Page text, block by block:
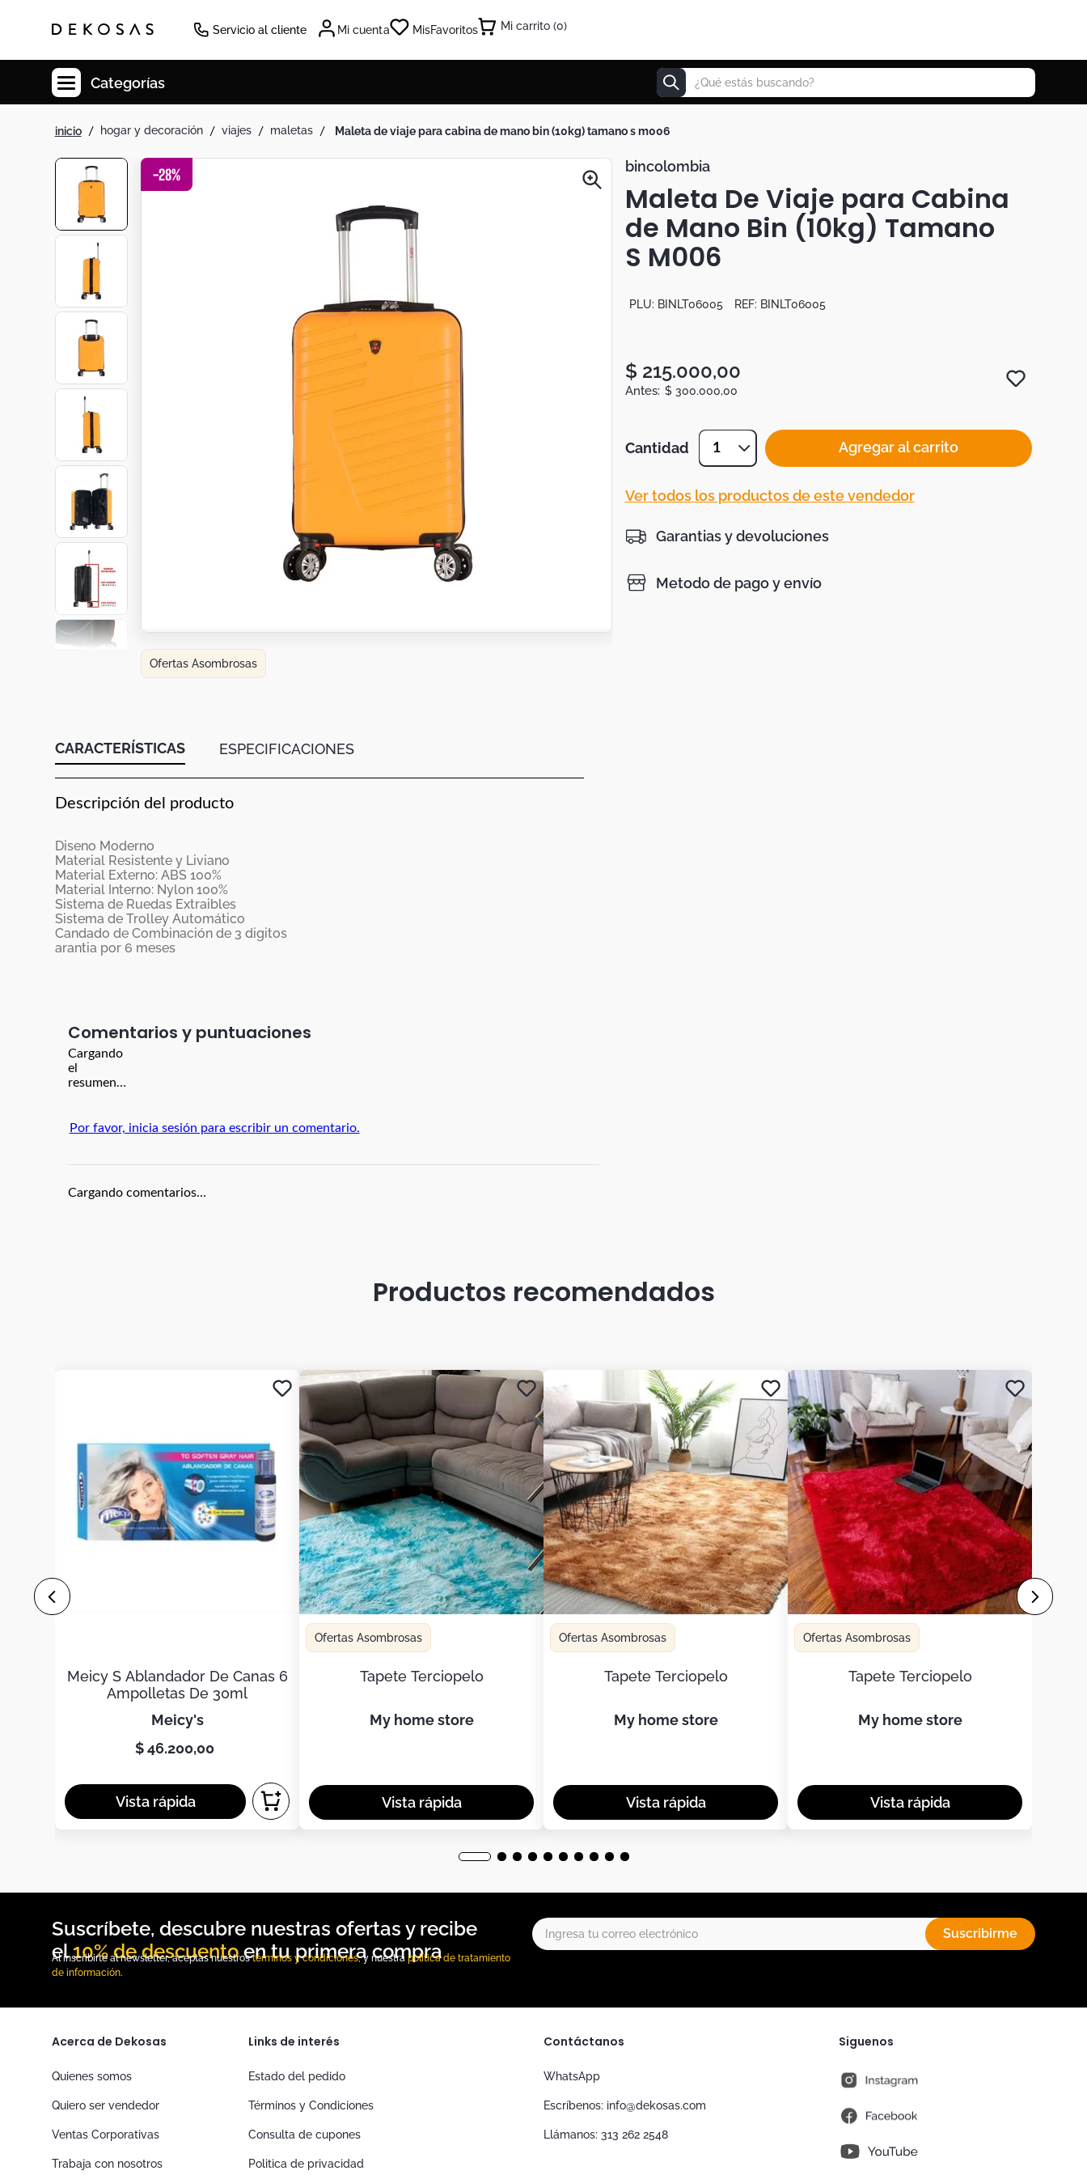
Servicio al cliente Mi cuenta MisFavoritos 0
Categorías ¿Qué estás buscando?
hogar y decoración viajes maletas maleta de viaje para cabina de mano bin (10kg) tamano s m006
-28%
Ofertas Asombrosas
CARACTERÍSTICAS ESPECIFICACIONES
Descripción del producto
Diseno Moderno
Material Resistente y Liviano
Material Externo: ABS 100%
Material Interno: Nylon 100%
Sistema de Ruedas Extraibles
Sistema de Trolley Automático
Candado de Combinación de 3 digitos
arantia por 6 meses
Comentarios
Cargando
el
resumen…
Por favor, inicia sesión para escribir un comentario.
Cargando comentarios…
bincolombia
Maleta De Viaje para Cabina
de Mano Bin (10kg) Tamano
S M006
PLU: BINLT06005 REF: BINLT06005
$ 215.000,00
$ 300.000,00
Cantidad 1 Agregar al carrito
Ver todos los productos de este vendedor
Garantias y devoluciones
Metodo de pago y envío
Productos recomendados
Meicy S Ablandador De Canas 6
Ampolletas De 30ml
meicy's
$ 46.200,00
Ofertas Asombrosas
Tapete Terciopelo
my home store
Ofertas Asombrosas
Tapete Terciopelo
my home store
Ofertas Asombrosas
Tapete Terciopelo
my home store
10% de descuento
Suscribirme
Al inscribirte al newsletter, aceptas nuestrostérminos y condiciones, y nuestra política de tratamiento
de información.
Acerca de Dekosas
Quienes somos
Quiero ser vendedor
Ventas Corporativas
Trabaja con nosotros
Links de interés
Estado del pedido
Términos y Condiciones
Consulta de cupones
Politica de privacidad
Contáctanos
WhatsApp
Escríbenos: info@dekosas.com
Llámanos: 313 262 2548
Siguenos
instagram
fb
You Tube
Cuadros